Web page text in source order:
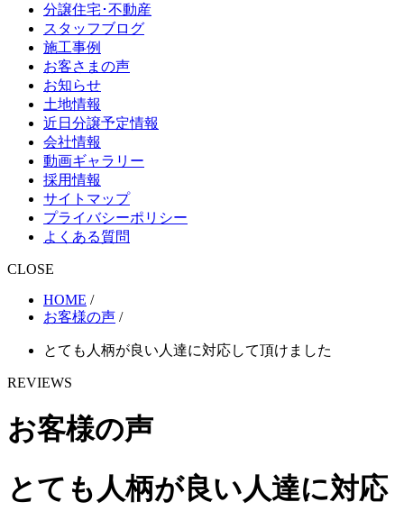
分譲住宅･不動産
スタッフブログ
施工事例
お客さまの声
お知らせ
土地情報
近日分譲予定情報
会社情報
動画ギャラリー
採用情報
サイトマップ
プライバシーポリシー
よくある質問
CLOSE
HOME /
お客様の声 /
とても人柄が良い人達に対応して頂けました
REVIEWS
お客様の声
とても人柄が良い人達に対応